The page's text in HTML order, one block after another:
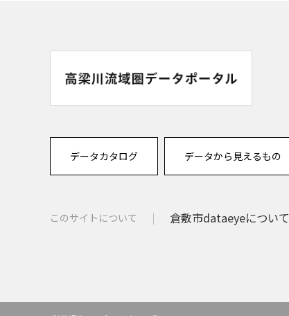
データカタログ データから見えるもの
このサイトについて 倉敷市dataeyeについて